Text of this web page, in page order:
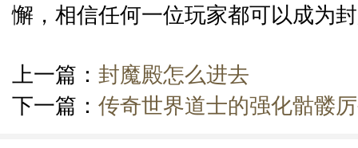
懈，相信任何一位玩家都可以成为
上一篇： 封魔殿怎么进去
下一篇： 传奇世界道士的强化骷髅